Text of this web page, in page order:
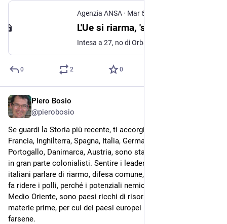
Agenzia ANSA · Mar 6, 2025
0 2 0
Piero Bosio
@pierobosio
Se guardi la Storia più recente, ti accorgi che i paesi europei:
Francia, Inghilterra, Spagna, Italia, Germania, Olanda,
Portogallo, Danimarca, Austria, sono stati paesi aggressori e
in gran parte colonialisti. Sentire i leader politici europei e
italiani parlare di riarmo, difesa comune, di esercito comune,
fa ridere i polli, perché i potenziali nemici: Russia, Africa, Cina,
Medio Oriente, sono paesi ricchi di risorse energetiche e
materie prime, per cui dei paesi europei non sanno che
farsene.